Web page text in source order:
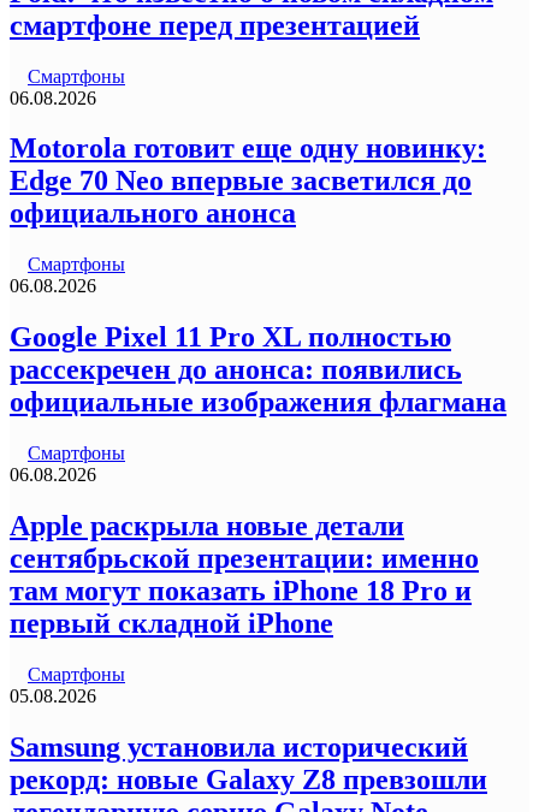
смартфоне перед презентацией
Смартфоны
06.08.2026
Motorola готовит еще одну новинку:
Edge 70 Neo впервые засветился до
официального анонса
Смартфоны
06.08.2026
Google Pixel 11 Pro XL полностью
рассекречен до анонса: появились
официальные изображения флагмана
Смартфоны
06.08.2026
Apple раскрыла новые детали
сентябрьской презентации: именно
там могут показать iPhone 18 Pro и
первый складной iPhone
Смартфоны
05.08.2026
Samsung установила исторический
рекорд: новые Galaxy Z8 превзошли